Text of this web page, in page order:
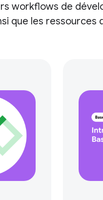
workflows de
que les